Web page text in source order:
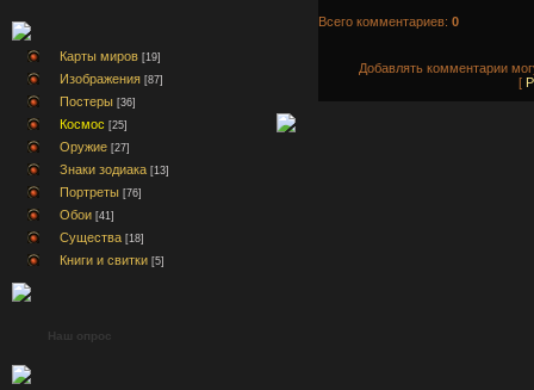
Карты миров [19]
Изображения [87]
Постеры [36]
Космос [25]
Оружие [27]
Знаки зодиака [13]
Портреты [76]
Обои [41]
Существа [18]
Книги и свитки [5]
Наш опрос
Всего комментариев: 0
Добавлять комментарии
[